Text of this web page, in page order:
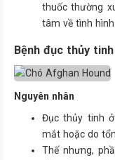
thuốc thường
tâm về tình
Bệnh đục thủy
Nguyên nhân
Đục thủy tinh
mắt hoặc do
Thế nhưng,